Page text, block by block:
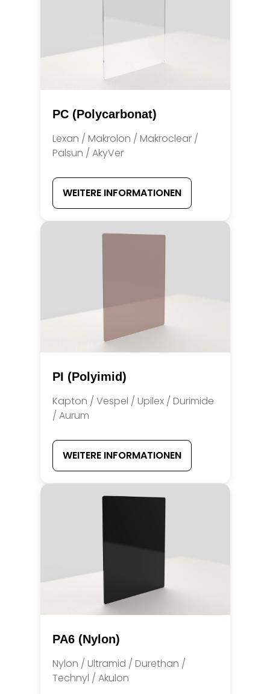
PC (Polycarbonat)
Lexan / Makrolon / Makroclear /
Palsun / AkyVer
WEITERE INFORMATIONEN
PI (Polyimid)
Kapton / Vespel / Upilex / Durimide
/ Aurum
WEITERE INFORMATIONEN
PA6 (Nylon)
Nylon / Ultramid / Durethan /
Technyl / Akulon